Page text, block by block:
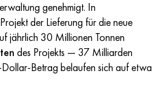
genehmigt. In
der Lieferung für die neue
jährlich 30 Millionen Tonnen
des Projekts — 37 Milliarden
Betrag belaufen sich auf etwa
Cw352h
sw7m
2-5
3